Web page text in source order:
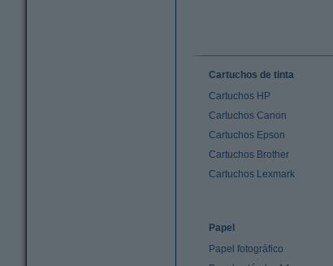
Cartuchos de tinta
Cartuchos HP
Cartuchos Canon
Cartuchos Epson
Cartuchos Brother
Cartuchos Lexmark
Papel
Papel fotográfico